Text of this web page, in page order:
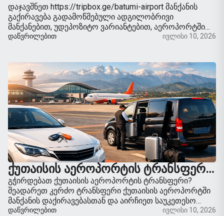
დაჯავშნეთ https://tripbox.ge/batumi-airport მანქანის
გაქირავება გადამოწმებული ადგილობრივი
მანქანებით, უდეპოზიტო ვარიანტებით, აეროპორტში
მიტანით და მოქნილი გადახდით საქართველოს
ᲓᲐᲬᲕᲠᲘᲚᲔᲑᲘᲗ ივლისი 10, 2026
ᲥᲣᲗᲐᲘᲡᲘᲡ ᲐᲔᲠᲝᲞᲝᲠᲢᲘᲡ ᲢᲠᲐᲜᲡᲤᲔᲠᲘ ᲗᲣ ᲛᲐᲜᲥᲐᲜᲘᲡ ᲓᲐᲥᲘᲠᲐᲕᲔᲑᲐ?
გჭირდებათ ქუთაისის აეროპორტის ტრანსფერი?
შეადარეთ კერძო ტრანსფერი ქუთაისის აეროპორტში
მანქანის დაქირავებასთან და აირჩიეთ საუკეთესო
ვარიანტი თქვენი მარშრუტის, ბიუჯეტისა და დროის
ᲓᲐᲬᲕᲠᲘᲚᲔᲑᲘᲗ ივლისი 10, 2026